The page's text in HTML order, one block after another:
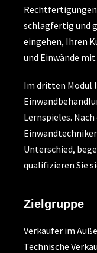
schlagfertig und
eingehen, Ihren
und Einwände
Im dritten Modul
Lernspieles.
Unterschied,
qualifizieren Sie
Zielgruppe
Verkäufer im
Technische